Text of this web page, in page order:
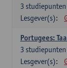
3 studiepunten
Lesgever(s):
Portugees:
3 studiepunten
Lesgever(s):